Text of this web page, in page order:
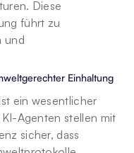
Diese
führt zu
und
Einhaltung
ein wesentlicher
Agenten stellen mit
sicher, dass